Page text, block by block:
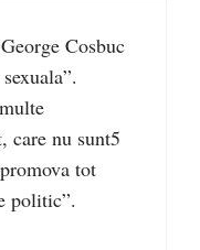
Cosbuc
care nu sunt5
tot
politic”.